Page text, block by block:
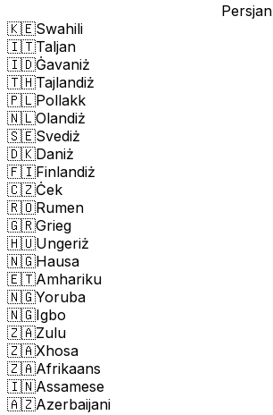
Persjan
🇰🇪Swahili
🇮🇹Taljan
🇮🇩Ġavaniż
🇹🇭Tajlandiż
🇵🇱Pollakk
🇳🇱Olandiż
🇸🇪Svediż
🇩🇰Daniż
🇫🇮Finlandiż
🇨🇿Ċek
🇷🇴Rumen
🇬🇷Grieg
🇭🇺Ungeriż
🇳🇬Hausa
🇪🇹Amhariku
🇳🇬Yoruba
🇳🇬Igbo
🇿🇦Zulu
🇿🇦Xhosa
🇿🇦Afrikaans
🇮🇳Assamese
🇦🇿Azerbaijani